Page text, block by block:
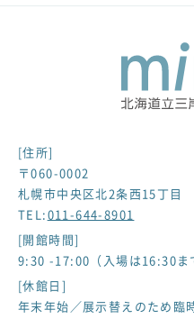
[住所]
〒060-0002
札幌市中央区北2条西15丁目
TEL:011-644-8901
[開館時間]
9:30 -17:00（入場は16:30ま
[休館日]
年末年始／展示替えのため臨